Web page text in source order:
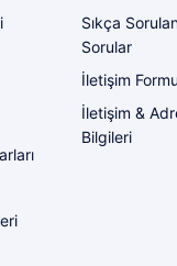
Sıkça
Sorular
İletişim Formu
İletişim &
Bilgileri